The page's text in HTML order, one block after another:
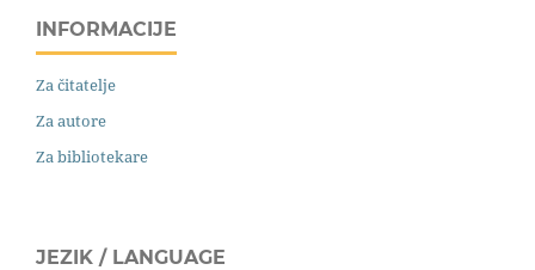
INFORMACIJE
Za čitatelje
Za autore
Za bibliotekare
JEZIK / LANGUAGE